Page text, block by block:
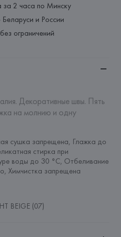
за 2 часа по Минску
и России
ограничений
Декоративные швы. Пять
на молнию и одну
сушка запрещена, Глажка до
стирка при
воды до 30 °C, Отбеливание
Химчистка запрещена
BEIGE (07)